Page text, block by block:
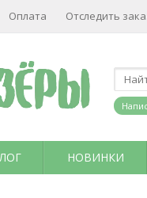
Оплата Отследить
НОВИНКИ